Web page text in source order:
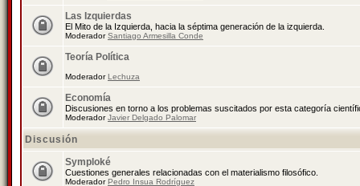
Las Izquierdas
El Mito de la Izquierda, hacia la séptima generación de la izquierda.
ModeradorSantiago Armesilla Conde
Teoría Política
ModeradorLechuza
Economía
Discusiones en torno a los problemas suscitados por esta categoría
ModeradorJavier Delgado Palomar
Discusión
Symploké
Cuestiones generales relacionadas con el materialismo filosófico.
ModeradorPedro Insua Rodríguez